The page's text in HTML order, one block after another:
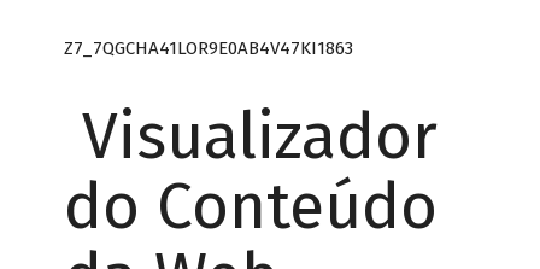
Z7_7QGCHA41LOR9E0AB4V47KI1863
Visualizador
do Conteúdo